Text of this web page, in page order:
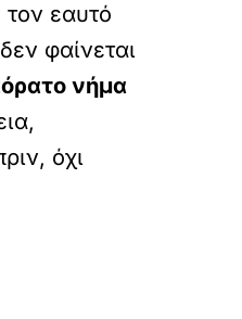
τον εαυτό
φαίνεται
νήμα
όχι